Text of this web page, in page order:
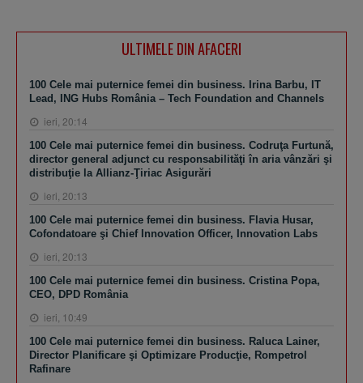
ULTIMELE DIN AFACERI
100 Cele mai puternice femei din business. Irina Barbu, IT
Lead, ING Hubs România – Tech Foundation and Channels
ieri, 20:14
100 Cele mai puternice femei din business. Codruţa Furtună,
director general adjunct cu responsabilităţi în aria vânzări şi
distribuţie la Allianz-Ţiriac Asigurări
ieri, 20:13
100 Cele mai puternice femei din business. Flavia Husar,
Cofondatoare şi Chief Innovation Officer, Innovation Labs
ieri, 20:13
100 Cele mai puternice femei din business. Cristina Popa,
CEO, DPD România
ieri, 10:49
100 Cele mai puternice femei din business. Raluca Lainer,
Director Planificare şi Optimizare Producţie, Rompetrol
Rafinare